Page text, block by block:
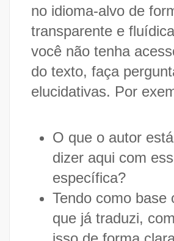
no idioma-alvo de
transparente e
você não tenha
do texto, faça
elucidativas. Por
O que o autor
dizer aqui com
específica?
Tendo como base
que já traduzi,